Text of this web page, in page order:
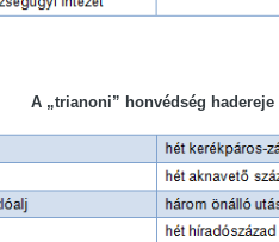
A „trianoni” honvédség hadereje